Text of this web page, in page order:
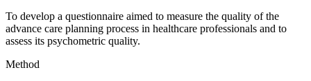
To develop a questionnaire aimed to measure the quality of the
advance care planning process in healthcare professionals and to
assess its psychometric quality.
Method